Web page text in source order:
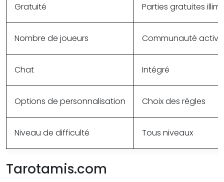
Gratuité Parties gratuites
Nombre de joueurs Communauté active
Chat Intégré
Options de personnalisation Choix des règles
Niveau de difficulté Tous niveaux
Tarotamis.com